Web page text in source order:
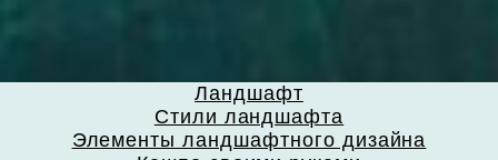
Ландшафт
Стили ландшафта
Элементы ландшафтного дизайна